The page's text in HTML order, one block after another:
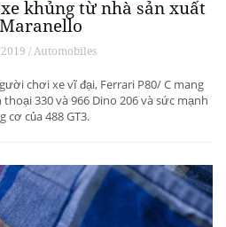
khủng từ ​​nhà sản xuất
/ Automobiles
chơi xe vĩ đại, Ferrari P80/ C mang
330 và 966 Dino 206 và sức mạnh
cơ của 488 GT3.